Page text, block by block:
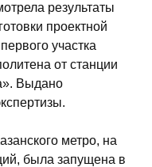
результаты
проектной
участка
от станции
Выдано
метро, на
была запущена в